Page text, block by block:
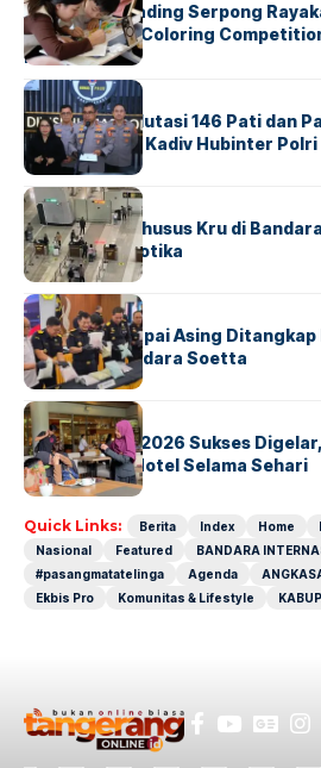
Atria Hotel Gading Serpong
Lewat Family Coloring
Indonesia
BERITA
Mabes Polri Mutasi 146 Pati dan
Untung Jabat Kadiv Hubinter Polri
BANDARABERITA
Ketika Jalur Khusus Kru di
Sindikat Narkotika
BANDARA BERITA
Kopilot Maskapai Asing Ditangkap
Ekstasi di Bandara Soetta
BERITAINDEX
GM For A Day 2026 Sukses
Operasional Hotel Selama Sehari
Quick Links: Berita Index Home
Nasional
Featured
BANDARA
#pasangmatatelinga
Agenda
Ekbis Pro
Komunitas & Lifestyle